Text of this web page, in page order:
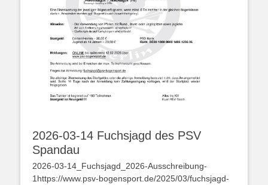
2026-03-14 Fuchsjagd des PSV
Spandau
2026-03-14_Fuchsjagd_2026-Ausschreibung-
1https://www.psv-bogensport.de/2025/03/fuchsjagd-